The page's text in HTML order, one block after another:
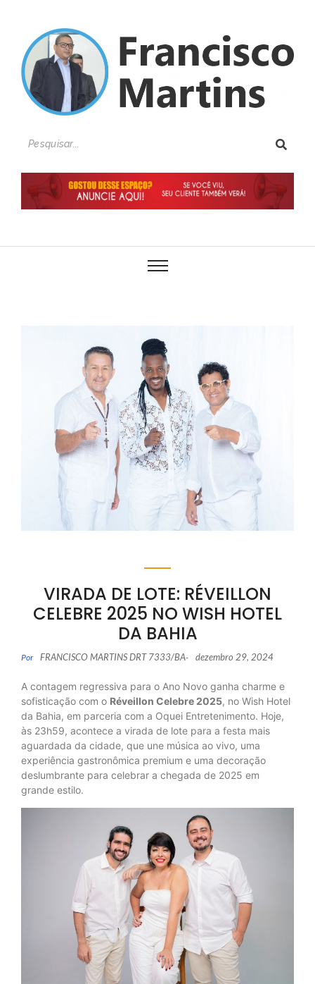
VIRADA DE LOTE: RÉVEILLON
CELEBRE 2025 NO WISH HOTEL
DA BAHIA
Por FRANCISCO MARTINS DRT 7333/BA- dezembro 29, 2024
A contagem regressiva para o Ano Novo ganha charme e
sofisticação com o Réveillon Celebre 2025, no Wish Hotel
da Bahia, em parceria com a Oquei Entretenimento. Hoje,
às 23h59, acontece a virada de lote para a festa mais
aguardada da cidade, que une música ao vivo, uma
experiência gastronômica premium e uma decoração
deslumbrante para celebrar a chegada de 2025 em
grande estilo.